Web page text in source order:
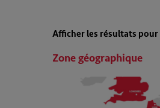
Afficher les résultats pour
Zone géographique